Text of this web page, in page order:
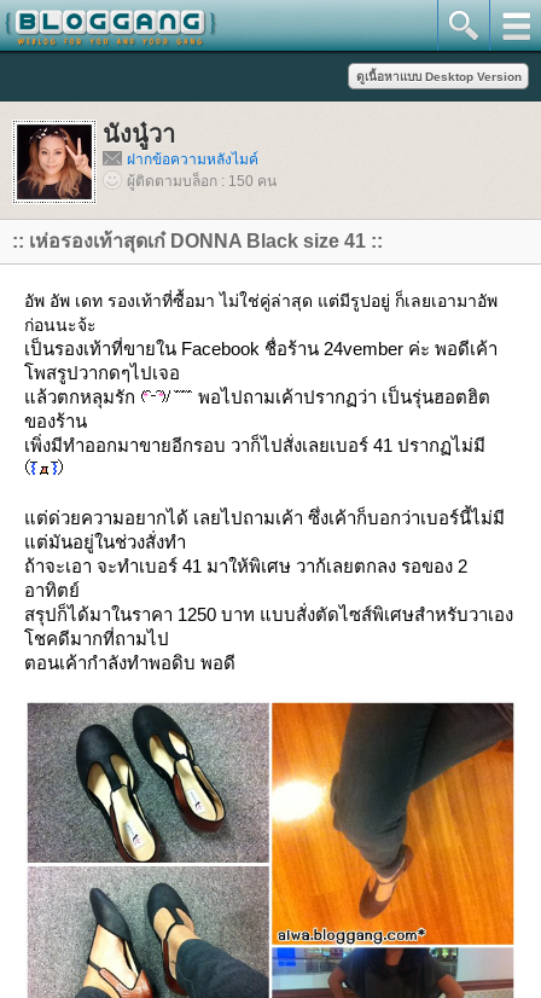
นังนู๋วา
ฝากข้อความหลังไมค์
ผู้ติดตามบล็อก : 150 คน
:: เห่อรองเท้าสุดเก๋ DONNA Black size 41 ::
อัพ อัพ เดท รองเท้าที่ซื้อมา ไม่ใช่คู่ล่าสุด แต่มีรูปอยู่ ก็เลยเอามาอัพ
ก่อนนะจ้ะ
เป็นรองเท้าที่ขายใน Facebook ชื่อร้าน 24vember ค่ะ พอดีเค้า
พสรูปวากดๆไปเจอ
ล้วตกหลุมรัก
พอไปถามเค้าปรากฏว่า เป็นรุ่นฮอตฮิต
ของร้าน
เพิ่งมีทำออกมาขายอีกรอบ วาก็ไปสั่งเลยเบอร์ 41 ปรากฏไม่มี
ต่ด่วยความอยากได้ เลยไปถามเค้า ซึ่งเค้าก็บอกว่าเบอร์นี้ไม่มี
ต่มันอยู่ในช่วงสั่งทำ
ถ้าจะเอา จะทำเบอร์ 41 มาให้พิเศษ วาก้เลยตกลง รอของ 2
อาทิตย์
สรุปก็ได้มาในราคา 1250 บาท แบบสั่งตัดไซส์พิเศษสำหรับวาเอง
ชคดีมากที่ถามไป
ตอนเค้ากำลังทำพอดิบ พอดี